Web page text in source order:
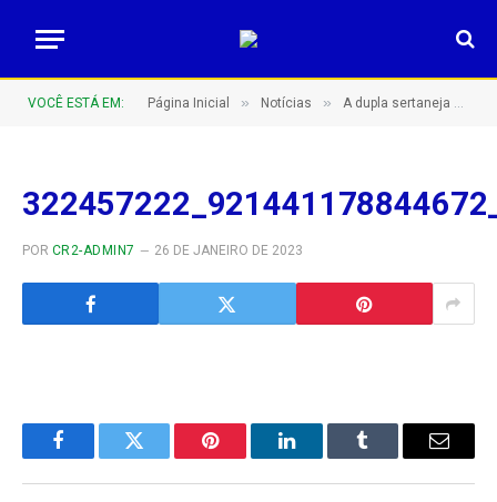
VOCÊ ESTÁ EM: Página Inicial » Notícias » A dupla sertaneja Gino & Geno já está em Apuí para a festa de aniversário que começa logo mais
POR CR2-ADMIN7 26 DE JANEIRO DE 2023
FacebookTwitter Pinterest LinkedInTumblr
E-